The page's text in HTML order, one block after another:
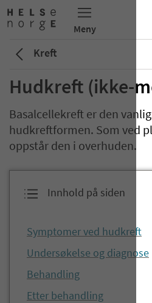
Kreft
Hudkreft (ikke-
Basalcellekreft er den
hudkreftformen. Som ved
oppstår den i overhuden.
Innhold på siden
Symptomer ved hudkreft
Undersøkelse og diagnose
Behandling
Etter behandling